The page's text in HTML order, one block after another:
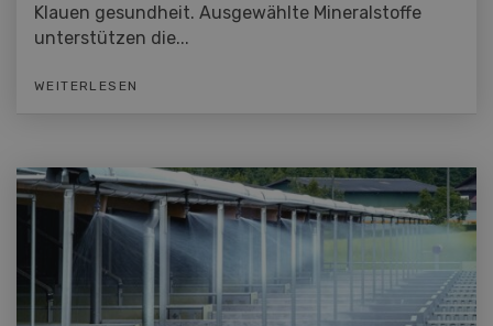
Klauen gesundheit. Ausgewählte Mineralstoffe
unterstützen die...
WEITERLESEN